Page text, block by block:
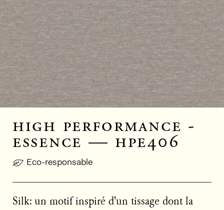
high performance -
essence — hpe406
Eco-responsable
Silk: un motif inspiré d’un tissage dont la